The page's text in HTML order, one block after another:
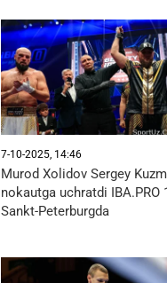
7-10-2025, 14:46
Murod Xolidov Sergey
nokautga uchratdi IBA.PRO
Sankt-Peterburgda